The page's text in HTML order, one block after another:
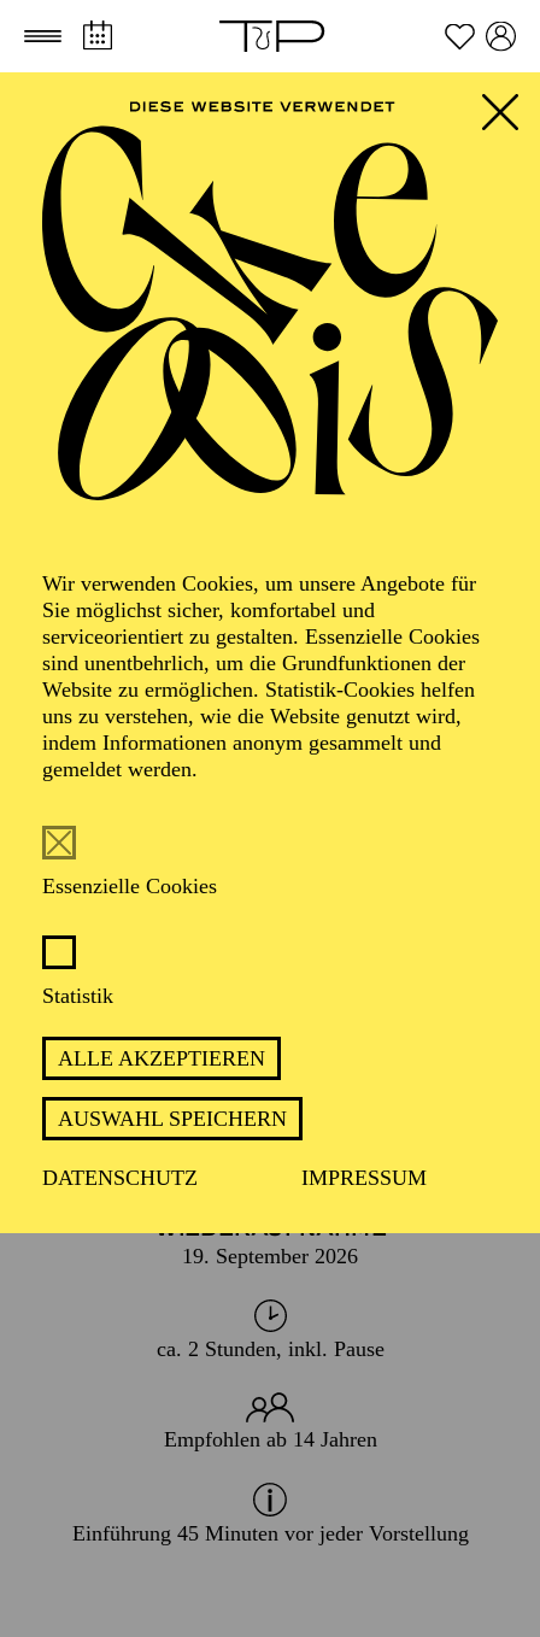
Zum Hauptinhalt springen Zum Footer springen
Wir verwenden Cookies, um unsere Angebote für
Sie möglichst sicher, komfortabel und
serviceorientiert zu gestalten. Essenzielle Cookies
sind unentbehrlich, um die Grundfunktionen der
Website zu ermöglichen. Statistik-Cookies helfen
uns zu verstehen, wie die Website genutzt wird,
indem Informationen anonym gesammelt und
gemeldet werden.
Essenzielle Cookies
Statistik
ALLE AKZEPTIEREN
AUSWAHL SPEICHERN
DATENSCHUTZ IMPRESSUM
AALTO BALLETT
Relations
Tanz-Triptychon von Jiří Kylián und Johan Inger
Musik von Benjamin Britten, Dirk Haubrich nach
Wolfgang Amadeus Mozart, Arvo Pärt, Maurice Ravel
DIE TIEFE UND VIELFALT
MENSCHLICHER BEZIEHUNGEN
PREMIERE
18. April 2026
WIEDERAUFNAHME
19. September 2026
ca. 2 Stunden, inkl. Pause
Empfohlen ab 14 Jahren
Einführung 45 Minuten vor jeder Vorstellung